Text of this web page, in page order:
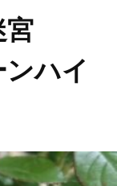
宮
ハイ